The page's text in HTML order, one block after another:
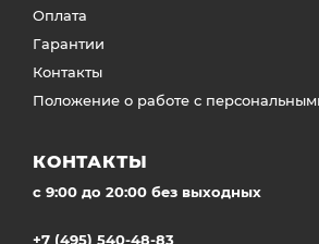
Оплата
Гарантии
Контакты
Положение о работе с
КОНТАКТЫ
c 9:00 до 20:00 без выходных
+7 (495) 540-48-83